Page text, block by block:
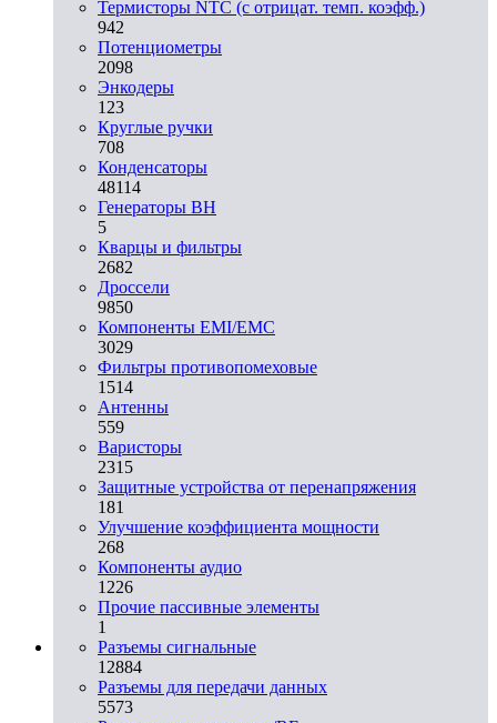
Термисторы NTC (с отрицат. темп. коэфф.)
942
Потенциометры
2098
Энкодеры
123
Круглые ручки
708
Конденсаторы
48114
Генераторы ВН
5
Кварцы и фильтры
2682
Дроссели
9850
Компоненты EMI/EMC
3029
Фильтры противопомеховые
1514
Антенны
559
Варисторы
2315
Защитные устройства от перенапряжения
181
Улучшение коэффициента мощности
268
Компоненты аудио
1226
Прочие пассивные элементы
1
Разъeмы сигнальные
12884
Разъeмы для передачи данных
5573